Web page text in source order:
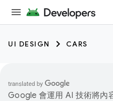
UI DESIGN CARS
Google 會運用 AI 技術將內